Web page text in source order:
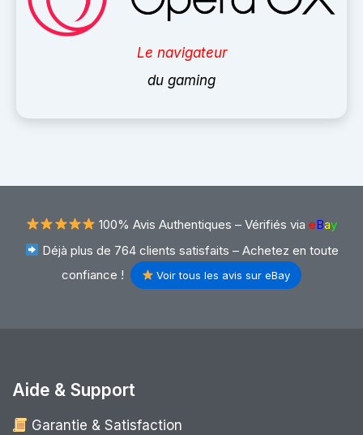
Le navigateur
du gaming
100% Avis Authentiques – Vérifiés via eBay
Déjà plus de 764 clients satisfaits – Achetez en toute
confiance !
Voir tous les avis sur eBay
Aide & Support
Garantie & Satisfaction